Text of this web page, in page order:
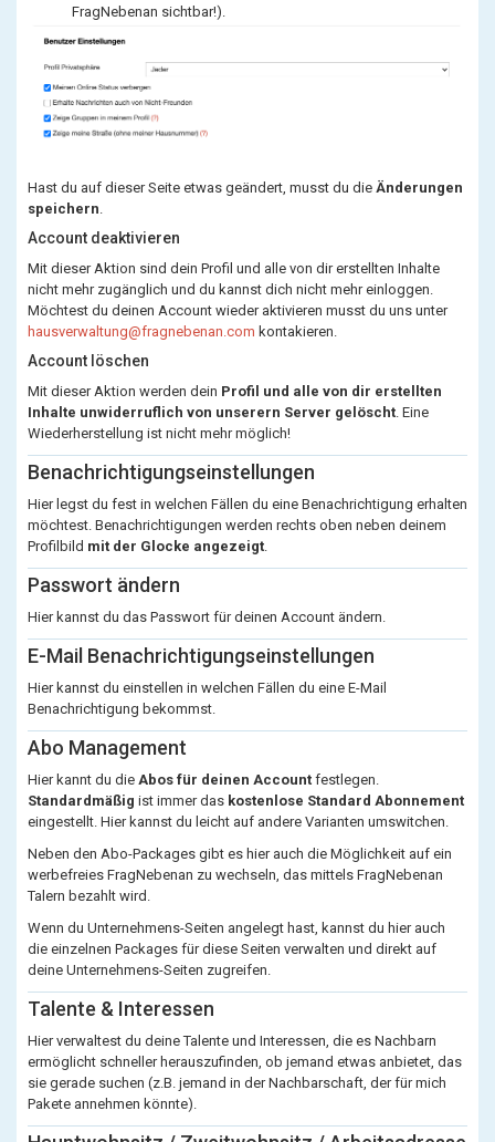
FragNebenan sichtbar!).
Hast du auf dieser Seite etwas geändert, musst du die Änderungen
speichern
Account deaktivieren
Mit dieser Aktion sind dein Profil und alle von dir erstellten Inhalte
nicht mehr zugänglich und du kannst dich nicht mehr einloggen.
Möchtest du deinen Account wieder aktivieren musst du uns unter
hausverwaltung@fragnebenan.com kontakieren.
Account löschen
Mit dieser Aktion werden dein Profil und alle von dir erstellten
Inhalte unwiderruflich von unserern Server gelöscht . Eine
Wiederherstellung ist nicht mehr möglich!
Benachrichtigungseinstellungen
Hier legst du fest in welchen Fällen du eine Benachrichtigung erhalten
möchtest. Benachrichtigungen werden rechts oben neben deinem
Profilbild mit der Glocke angezeigt
Passwort ändern
Hier kannst du das Passwort für deinen Account ändern.
E-Mail Benachrichtigungseinstellungen
Hier kannst du einstellen in welchen Fällen du eine E-Mail
Benachrichtigung bekommst.
Abo Management
Hier kannt du die Abos für deinen Account festlegen.
Standardmäßig ist immer das kostenlose Standard Abonnement
eingestellt. Hier kannst du leicht auf andere Varianten umswitchen.
Neben den Abo-Packages gibt es hier auch die Möglichkeit auf ein
werbefreies FragNebenan zu wechseln, das mittels FragNebenan
Talern bezahlt wird.
Wenn du Unternehmens-Seiten angelegt hast, kannst du hier auch
die einzelnen Packages für diese Seiten verwalten und direkt auf
deine Unternehmens-Seiten zugreifen.
Talente & Interessen
Hier verwaltest du deine Talente und Interessen, die es Nachbarn
ermöglicht schneller herauszufinden, ob jemand etwas anbietet, das
sie gerade suchen (z.B. jemand in der Nachbarschaft, der für mich
Pakete annehmen könnte).